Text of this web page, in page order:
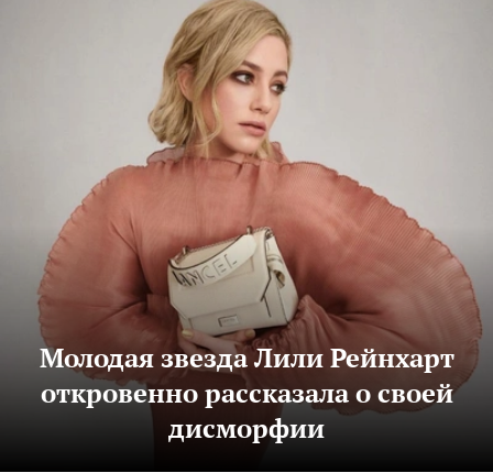
Молодая звезда Лили Рейнхарт
откровенно рассказала о своей
дисморфии